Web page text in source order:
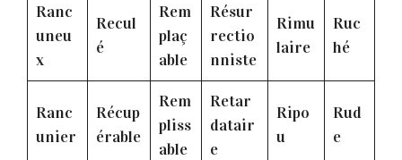
Ranc
uneu
x
Recul
é
Rem
plaç
able
Résur
rectio
nniste
Rimu
laire
Ruc
hé
Ranc
unier
Récup
érable
Rem
pliss
able
Retar
datair
e
Ripo
u
Rud
e